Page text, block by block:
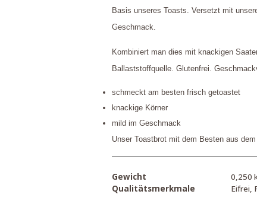
Basis unseres Toasts. Versetzt mit
Geschmack.
Kombiniert man dies mit knackigen
Ballaststoffquelle. Glutenfrei.
schmeckt am besten frisch getoastet
knackige Körner
mild im Geschmack
Unser Toastbrot mit dem Besten aus
Gewicht
0,250
Qualitätsmerkmale
Eifrei,